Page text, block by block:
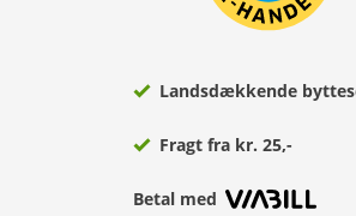
Landsdækkende
Fragt fra kr. 25,-
Betal med